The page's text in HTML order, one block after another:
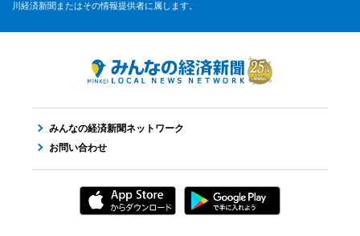
川経済新聞またはその情報提供者に属します。
みんなの経済新聞ネットワーク
お問い合わせ